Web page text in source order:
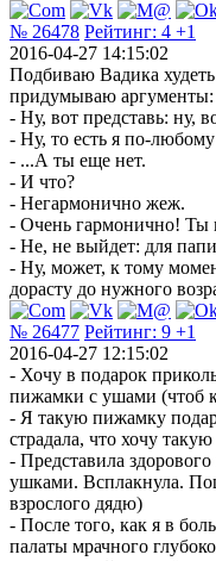
№ 26478 Рейтинг: 4 +1
2016-04-27 14:15:02
Подбиваю Вадика
придумываю аргументы:
- Ну, вот представь: ну,
- Ну, то есть я по-
- ...А ты еще нет.
- И что?
- Негармонично жеж.
- Очень гармонично! Ты
- Не, не выйдет: для
- Ну, может, к тому
дорасту до нужного
№ 26477 Рейтинг: 9 +1
2016-04-27 12:15:02
- Хочу в подарок
пижамки с ушами (чтоб
- Я такую пижамку
страдала, что хочу
- Представила
ушками. Всплакнула.
взрослого дядю)
- После того, как я в
палаты мрачного